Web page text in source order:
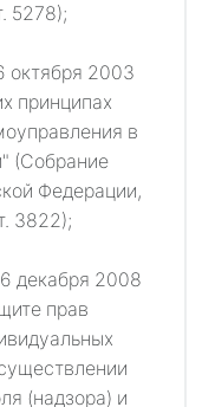
5278);
октября 2003
принципах
в
(Собрание
Федерации,
3822);
декабря 2008
прав
(надзора) и